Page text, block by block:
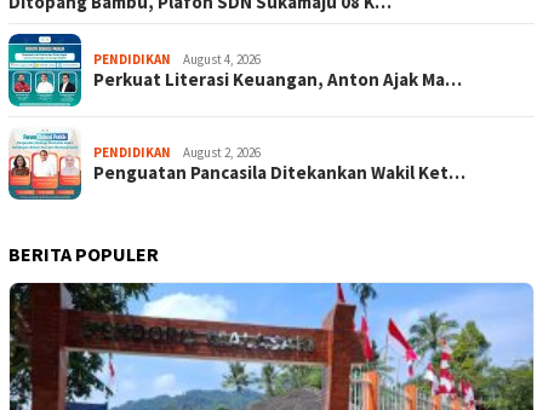
PENDIDIKAN August 4, 2026
Perkuat Literasi Keuangan, Anton Ajak Ma…
PENDIDIKAN August 2, 2026
Penguatan Pancasila Ditekankan Wakil Ket…
BERITA POPULER